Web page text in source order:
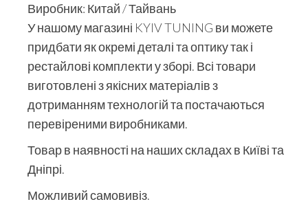
Виробник: Китай / Тайвань
У нашому магазині KYIV TUNING ви можете
придбати як окремі деталі та оптику так і
рестайлові комплекти у зборі. Всі товари
виготовлені з якісних матеріалів з
дотриманням технологій та постачаються
перевіреними виробниками.
Товар в наявності на наших складах в Київі та
Дніпрі.
Можливий самовивіз.